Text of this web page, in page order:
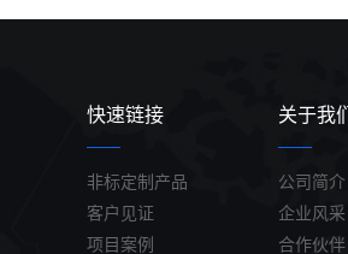
间，以便于工业冷水
到40℃的温控范围的
滤网，滤掉水中可见
能性。
快速链接
非标定制产品
客户见证
项目案例
关于我们
公司简介
企业风采
合作伙伴